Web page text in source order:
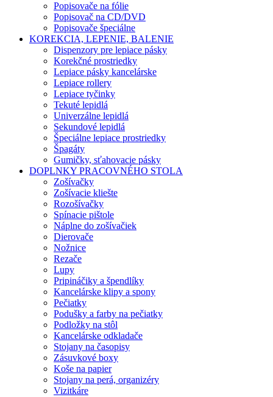
Popisovače na fólie
Popisovač na CD/DVD
Popisovače špeciálne
KOREKCIA, LEPENIE, BALENIE
Dispenzory pre lepiace pásky
Korekčné prostriedky
Lepiace pásky kancelárske
Lepiace rollery
Lepiace tyčinky
Tekuté lepidlá
Univerzálne lepidlá
Sekundové lepidlá
Špeciálne lepiace prostriedky
Špagáty
Gumičky, sťahovacie pásky
DOPLNKY PRACOVNÉHO STOLA
Zošívačky
Zošívacie kliešte
Rozošívačky
Spínacie pištole
Náplne do zošívačiek
Dierovače
Nožnice
Rezače
Lupy
Pripináčiky a špendlíky
Kancelárske klipy a spony
Pečiatky
Podušky a farby na pečiatky
Podložky na stôl
Kancelárske odkladače
Stojany na časopisy
Zásuvkové boxy
Koše na papier
Stojany na perá, organizéry
Vizitkáre